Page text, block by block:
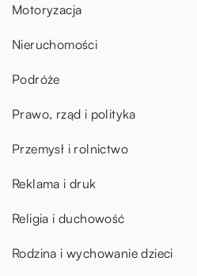
Motoryzacja
Nieruchomości
Podróże
Prawo, rząd i polityka
Przemysł i rolnictwo
Reklama i druk
Religia i duchowość
Rodzina i wychowanie dzieci